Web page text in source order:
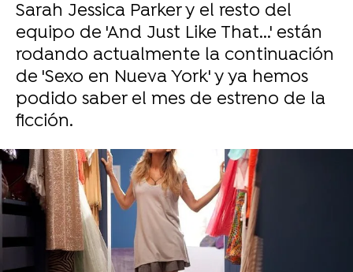
Sarah Jessica Parker y el resto del
equipo de 'And Just Like That...' están
rodando actualmente la continuación
de 'Sexo en Nueva York' y ya hemos
podido saber el mes de estreno de la
ficción.
Objetivo TV